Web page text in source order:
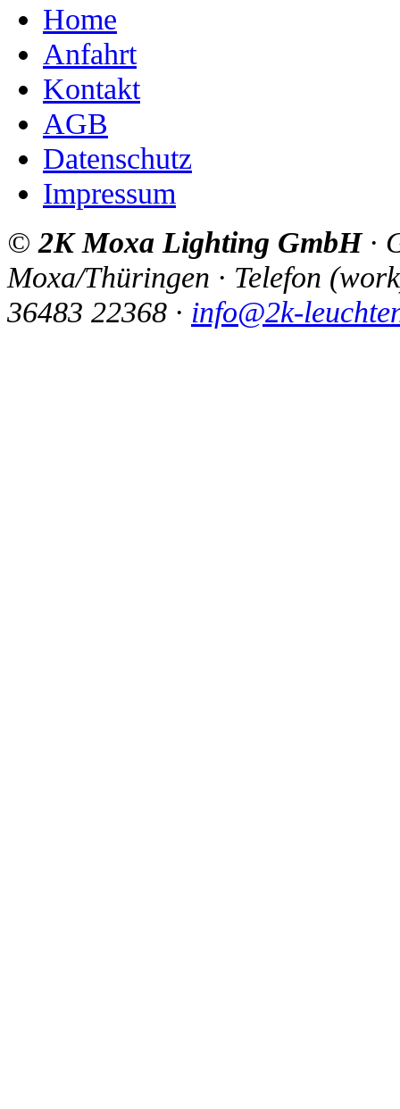
Home
Anfahrt
Kontakt
AGB
Datenschutz
Impressum
©2K Moxa Lighting GmbH·
Moxa/Thüringen · Telefon (work
36483 22368 · info@2k-